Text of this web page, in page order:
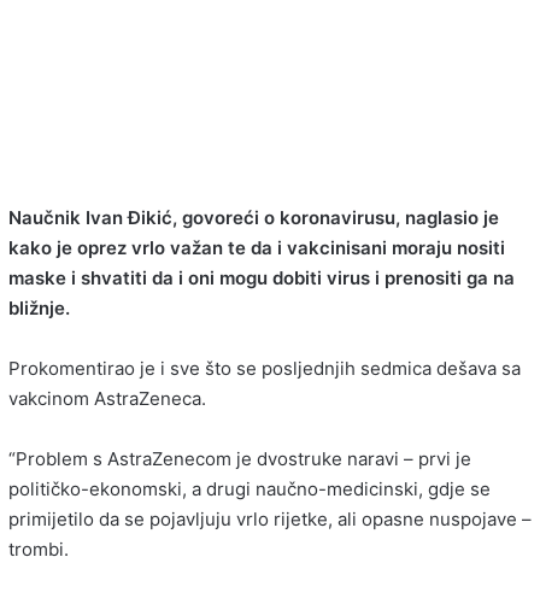
Naučnik Ivan Đikić, govoreći o koronavirusu, naglasio je
kako je oprez vrlo važan te da i vakcinisani moraju nositi
maske i shvatiti da i oni mogu dobiti virus i prenositi ga na
bližnje.
Prokomentirao je i sve što se posljednjih sedmica dešava sa
vakcinom AstraZeneca.
“Problem s AstraZenecom je dvostruke naravi – prvi je
političko-ekonomski, a drugi naučno-medicinski, gdje se
primijetilo da se pojavljuju vrlo rijetke, ali opasne nuspojave –
trombi.